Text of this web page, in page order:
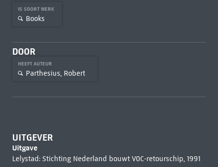
IS SOORT WERK
Books
DOOR
HEEFT AUTEUR
Parthesius, Robert
UITGEVER
Uitgave
Lelystad: Stichting Nederland bouwt V0C-retourschip, 1991